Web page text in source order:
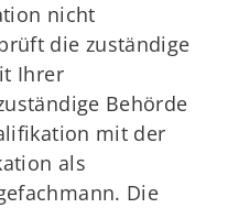
nicht
die zuständige
Ihrer
Behörde
mit der
als
Die